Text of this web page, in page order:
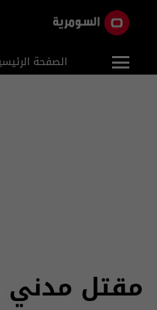
الصفحة
مقتل مدني